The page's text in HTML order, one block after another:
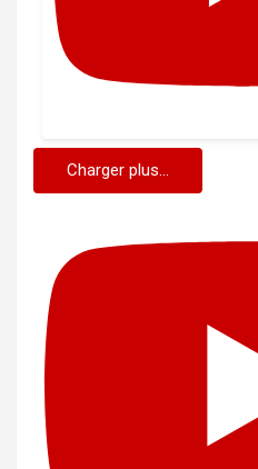
Charger plus...